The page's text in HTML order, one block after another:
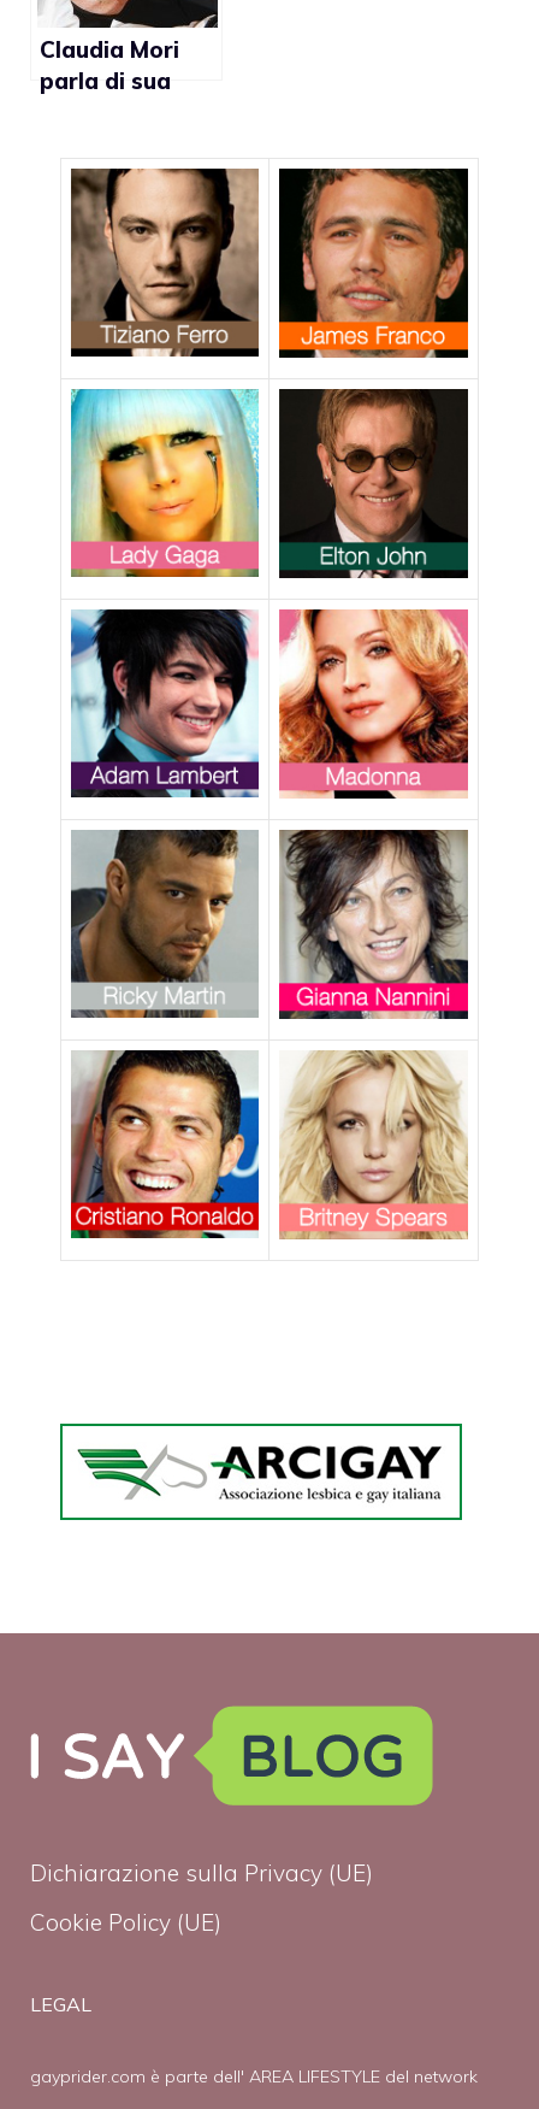
Claudia Mori
parla di sua
“L’importante è
che lei sia
felice”
Dichiarazione sulla Privacy (UE)
Cookie Policy (UE)
LEGAL
gayprider.com è parte dell' AREA LIFESTYLE del network